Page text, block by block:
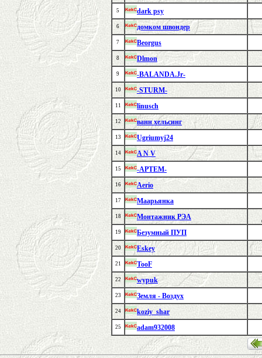
5 dark psy
6 домком швондер
7 Beorgus
8 Dlmon
9 -BALANDA.Jr-
10 -STURM-
11 linusch
12 ванн хельсинг
13 Ugriumyj24
14 A N V
15 -APTEM-
16 Aerio
17 Маарьянка
18 Монтажник РЭА
19
Безумный ПУП
20 Eskey
21 TooF
22 wypuk
23 Земля - Воздух
24 koziy_shar
25 adam932008